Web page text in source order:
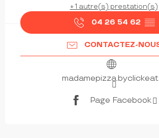
+ 1 autre(s) prestation(s)
04 26 54 62 ▒▒
CONTACTEZ-
Page Facebook